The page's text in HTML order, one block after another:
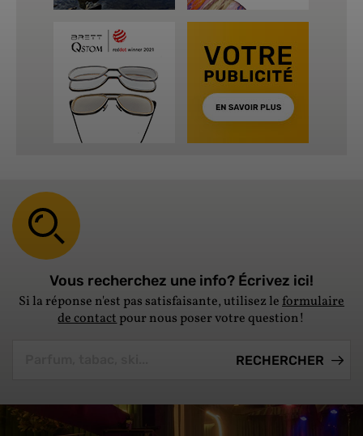
Vous recherchez une info? Écrivez ici!
Si la réponse n'est pas satisfaisante, utilisez leformulaire
de contactpour nous poser votre question!